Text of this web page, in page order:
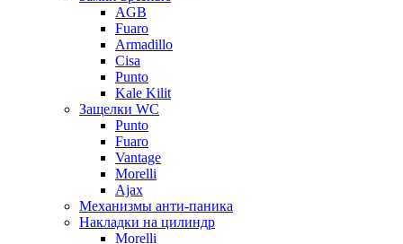
AGB
Fuaro
Armadillo
Cisa
Punto
Kale Kilit
Защелки WC
Punto
Fuaro
Vantage
Morelli
Ajax
Механизмы анти-паника
Накладки на цилиндр
Morelli